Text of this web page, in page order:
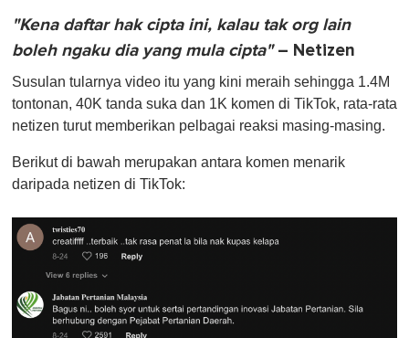
"Kena daftar hak cipta ini, kalau tak org lain
boleh ngaku dia yang mula cipta"– Netizen
Susulan tularnya video itu yang kini meraih sehingga 1.4M
tontonan, 40K tanda suka dan 1K komen di TikTok, rata-rata
netizen turut memberikan pelbagai reaksi masing-masing.
Berikut di bawah merupakan antara komen menarik
daripada netizen di TikTok: